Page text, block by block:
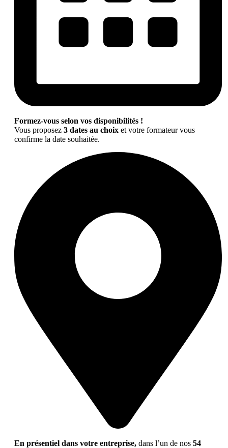
Formez-vous selon vos disponibilités !
Vous proposez 3 dates au choix et votre formateur vous
confirme la date souhaitée.
En présentiel dans votre entreprise, dans l’un de nos 54